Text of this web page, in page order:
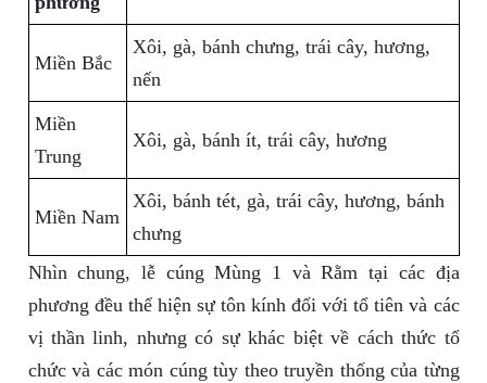
Miền Bắc
Xôi, gà, bánh chưng, trái cây, hương,
nến
Miền
Trung
Xôi, gà, bánh ít, trái cây, hương
Miền Nam
Xôi, bánh tét, gà, trái cây, hương, bánh
chưng
Nhìn chung, lễ cúng Mùng 1 và Rằm tại các địa
phương đều thể hiện sự tôn kính đối với tổ tiên và các
vị thần linh, nhưng có sự khác biệt về cách thức tổ
chức và các món cúng tùy theo truyền thống của từng